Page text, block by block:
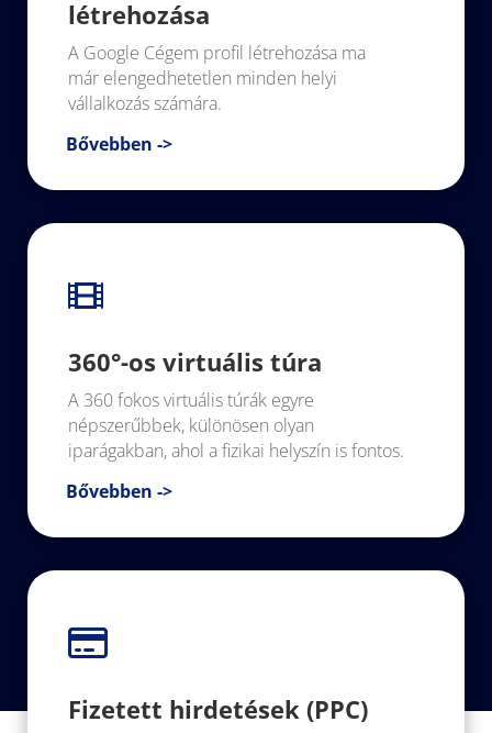
létrehozása
A Google Cégem profil létrehozása ma
már elengedhetetlen minden helyi
vállalkozás számára.
Bővebben ->

360°-os virtuális túra
A 360 fokos virtuális túrák egyre
népszerűbbek, különösen olyan
iparágakban, ahol a fizikai helyszín is fontos.
Bővebben ->

Fizetett hirdetések (PPC)